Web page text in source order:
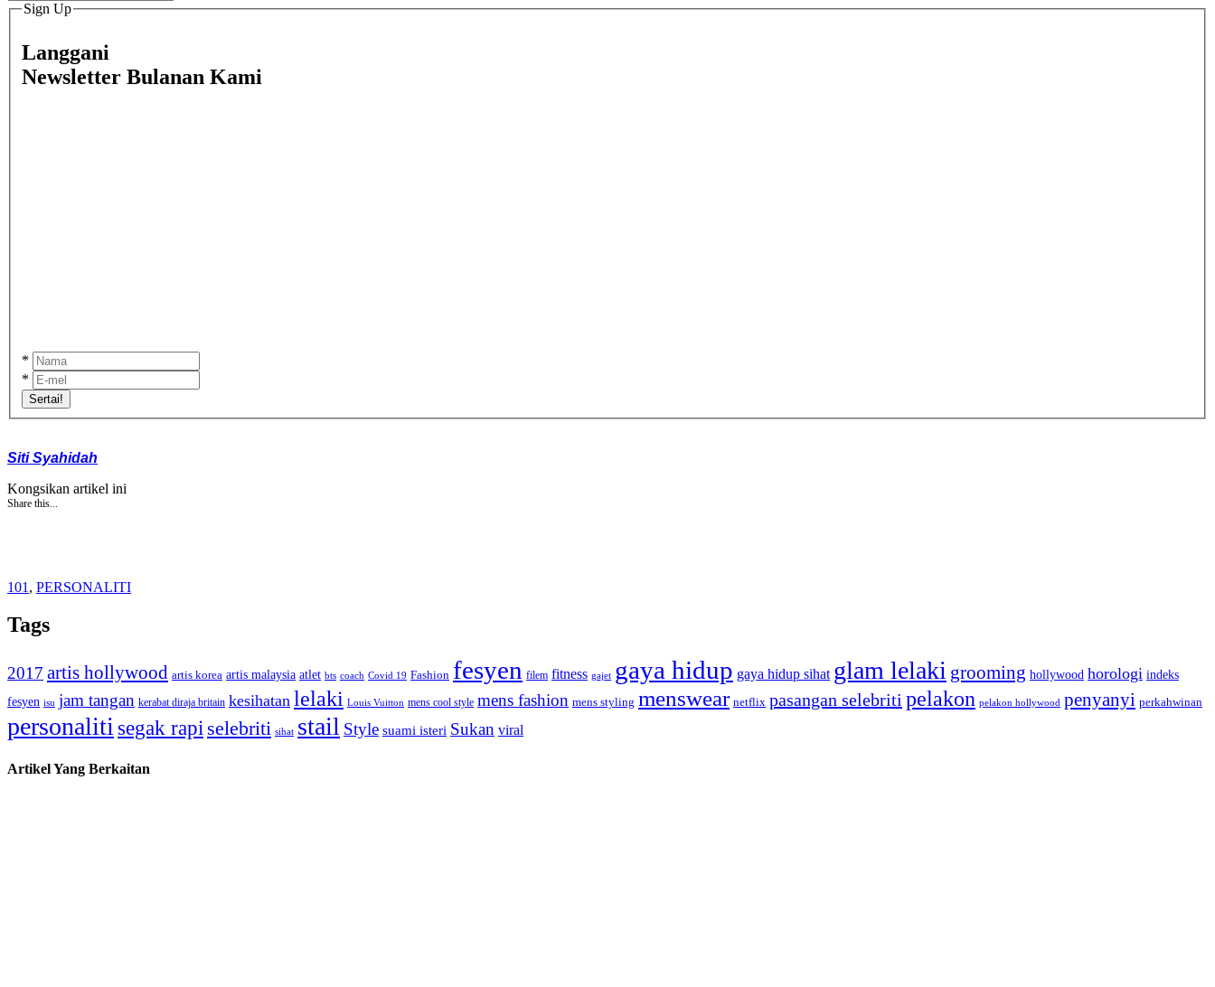
Sign Up
Langgani
Newsletter Bulanan Kami
*
*
Sertai!
Siti Syahidah
Kongsikan artikel ini
Share this...
101 , PERSONALITI
Tags
2017 artis hollywood artis korea artis malaysia atlet bts coach Covid 19 Fashion fesyen filem fitness gajet gaya hidup gaya hidup sihat glam lelaki grooming hollywood horologi indeks
fesyen isu jam tangan kerabat diraja britain kesihatan lelaki Louis Vuitton mens cool style mens fashion mens styling menswear netflix pasangan selebriti pelakon pelakon hollywood penyanyi perkahwinan
personalitisegak rapi selebriti sihat stail Style suami isteri Sukan viral
Artikel Yang Berkaitan